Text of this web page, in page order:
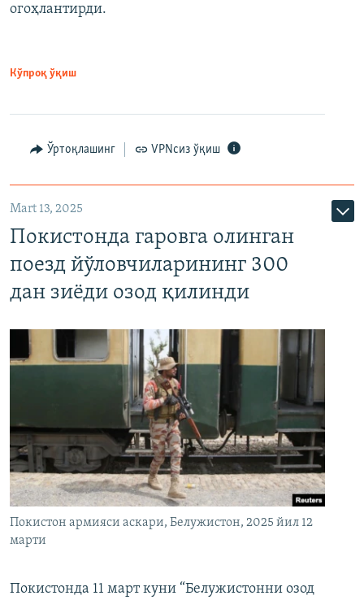
огоҳлантирди.
Кўпроқ ўқиш
Ўртоқлашинг VPNсиз ўқиш
Mart 13, 2025
Покистонда гаровга олинган
поезд йўловчиларининг 300
дан зиёди озод қилинди
Покистон армияси аскари, Белужистон, 2025 йил 12
марти
Покистонда 11 март куни “Белужистонни озод